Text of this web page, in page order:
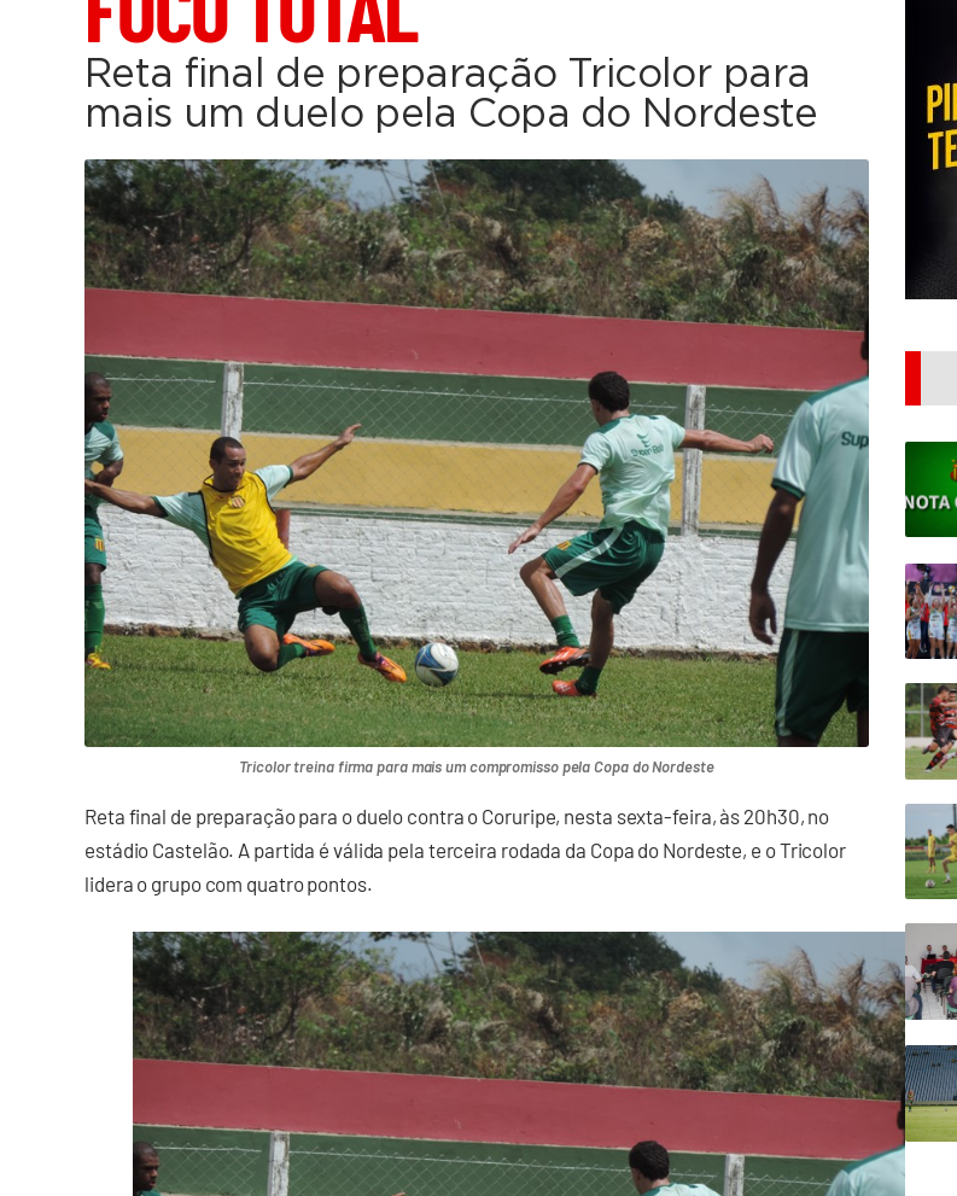
Reta final de preparação Tricolor para
mais um duelo pela Copa do Nordeste
Tricolor treina firma para mais um compromisso pela Copa do Nordeste
Reta final de preparação para o duelo contra o Coruripe, nesta sexta-feira, às 20h30, no
estádio Castelão. A partida é válida pela terceira rodada da Copa do Nordeste, e o Tricolor
lidera o grupo com quatro pontos.